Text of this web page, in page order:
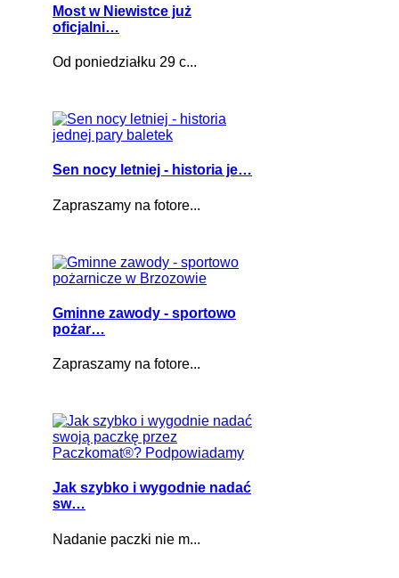
Most w Niewistce już
oficjalni…
Od poniedziałku 29 c...
Sen nocy letniej - historia je…
Zapraszamy na fotore...
Gminne zawody - sportowo
pożar…
Zapraszamy na fotore...
Jak szybko i wygodnie nadać
sw…
Nadanie paczki nie m...